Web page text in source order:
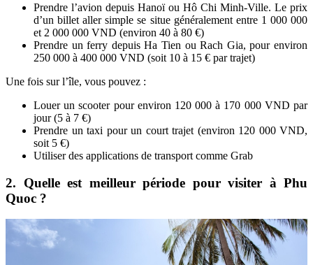
Prendre l’avion depuis Hanoï ou Hô Chi Minh-Ville. Le prix
d’un billet aller simple se situe généralement entre 1 000 000
et 2 000 000 VND (environ 40 à 80 €)
Prendre un ferry depuis Ha Tien ou Rach Gia, pour environ
250 000 à 400 000 VND (soit 10 à 15 € par trajet)
Une fois sur l’île, vous pouvez :
Louer un scooter pour environ 120 000 à 170 000 VND par
jour (5 à 7 €)
Prendre un taxi pour un court trajet (environ 120 000 VND,
soit 5 €)
Utiliser des applications de transport comme Grab
2. Quelle est meilleur période pour visiter à Phu
Quoc ?